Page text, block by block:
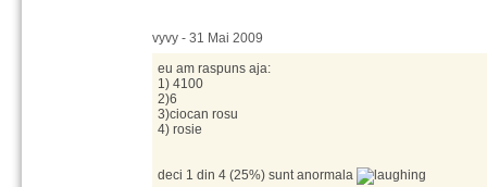
vyvy - 31 Mai 2009
eu am raspuns aja:
1) 4100
2)6
3)ciocan rosu
4) rosie
deci 1 din 4 (25%) sunt anormala